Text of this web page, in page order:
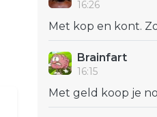
16:26
Met kop en kont.
Brainfart
16:15
Met geld koop je